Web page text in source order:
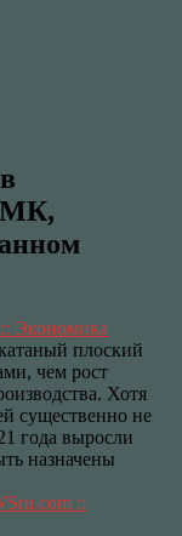
Экономика
плоский
чем рост
Хотя
существенно не
года выросли
назначены
::